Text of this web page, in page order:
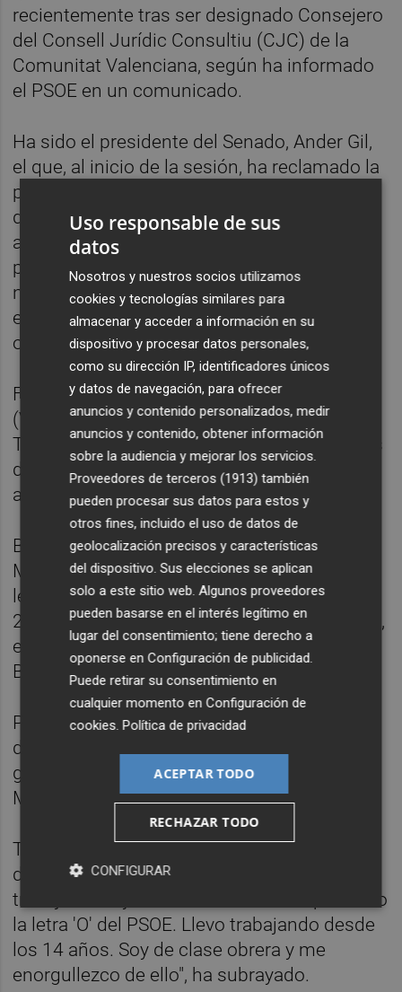
recientemente tras ser designado Consejero
del Consell Jurídic Consultiu (CJC) de la
Comunitat Valenciana, según ha informado
el PSOE en un comunicado.
Ha sido el presidente del Senado, Ander Gil,
el que, al inicio de la sesión, ha reclamado la
presencia de Bondía para, ante un ejemplar
de la Carta Magna, tomarle declaración de
acatamiento. Una vez que ha expresado su
promesa de respetar la Constitución, la
nueva senadora ha tomado posesión de su
escaño en las bancadas que en el hemiciclo
ocupa el Grupo Socialista.
Feliciana Bondía Moreno nació en Moncada
(Valencia), el 24 de diciembre de 1959.
Trabajó como operaria en la fábrica de tacos
de plástico Hopama durante treinta y tres
años.
Bondía ha estado ligada al Ayuntamiento de
Moncada como concejala durante cuatro
legislaturas, dos en la oposición y desde
2015 en el gobierno municipal. Actualmente,
es la responsable de las áreas de Igualdad,
Bienestar Social, LGTBI y Mayores.
Pertenece al Comité de Empresa de UGT
desde hace 20 años, y es la secretaria
general de la Agrupación del PSOE de
Moncada desde 2022.
Tras el acatamiento, la nueva senadora ha
destacado su compromiso con los
trabajadores y la clase obrera. "Yo represento
la letra 'O' del PSOE. Llevo trabajando desde
los 14 años. Soy de clase obrera y me
enorgullezco de ello", ha subrayado.
Uso responsable de sus
datos
Nosotros y nuestros socios utilizamos
cookies y tecnologías similares para
almacenar y acceder a información en su
dispositivo y procesar datos personales,
como su dirección IP, identificadores únicos
y datos de navegación, para ofrecer
anuncios y contenido personalizados, medir
anuncios y contenido, obtener información
sobre la audiencia y mejorar los servicios.
Proveedores de terceros (1913) también
pueden procesar sus datos para estos y
otros fines, incluido el uso de datos de
geolocalización precisos y características
del dispositivo. Sus elecciones se aplican
solo a este sitio web. Algunos proveedores
pueden basarse en el interés legítimo en
lugar del consentimiento; tiene derecho a
oponerse enConfiguración de publicidad
Puede retirar su consentimiento en
cualquier momento enConfiguración de
cookies .Política de privacidad
ACEPTAR TODO
RECHAZAR TODO
CONFIGURAR